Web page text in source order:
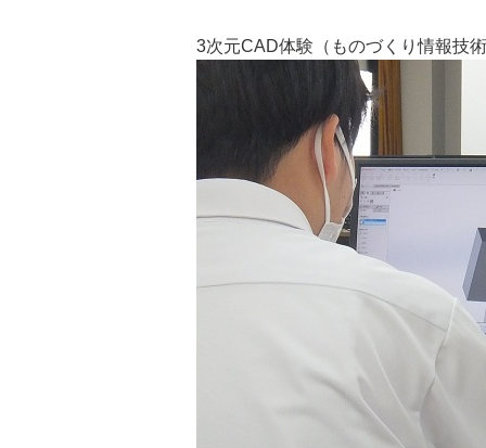
3次元CAD体験（ものづくり情報技